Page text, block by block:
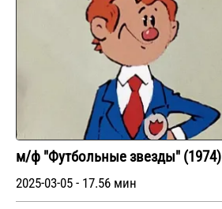
м/ф "Футбольные звезды" (1974)
2025-03-05 - 17.56 мин